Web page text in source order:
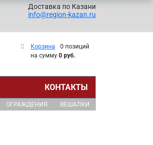
Доставка по Казани
info@region-kazan.ru
Корзина
0 позиций
на сумму 0 руб.
КОНТАКТЫ
ОГРАЖДЕНИЯ ВЕШАЛКИ